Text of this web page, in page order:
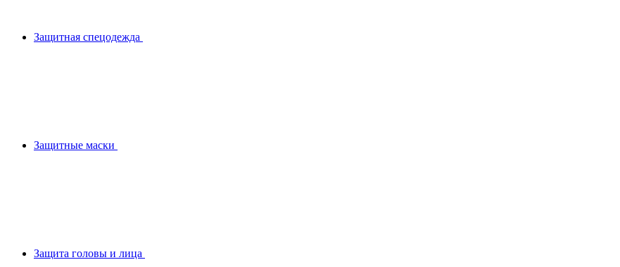
Защитная спецодежда
Защитные маски
Защита головы и лица